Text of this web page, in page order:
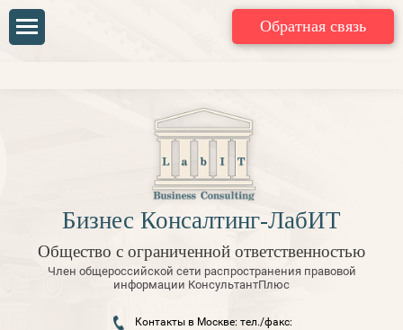
Обратная связь
Бизнес Консалтинг-ЛабИТ
Общество с ограниченной ответственностью
Член общероссийской сети распространения правовой
информации КонсультантПлюс
Контакты в Москве: тел./факс: